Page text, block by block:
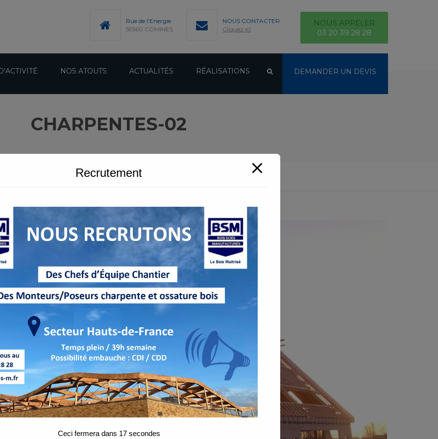
Rue de l'Energie
59560 COMINES
NOUS CONTACTER
Cliquez ici
NOUS APPELER
03 20 39 28 28
NOS ATOUTS ACTUALITÉS RÉALISATIONS DEMANDER UN DEVIS
CHARPENTES-02
EN BOIS LAMELLÉ COLLÉ CHARPENTES-02
Recrutement
Ceci fermera dans 16secondes